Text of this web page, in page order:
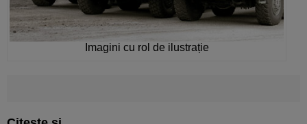
Imagini cu rol de ilustrație